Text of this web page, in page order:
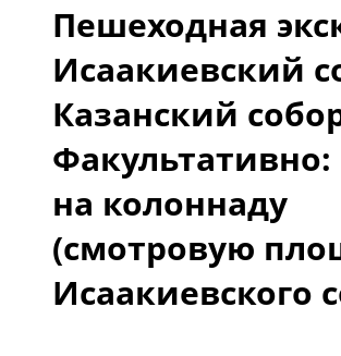
Пешеходная
Исаакиевский
Казанский
на колоннаду
(смотровую
Исаакиевского